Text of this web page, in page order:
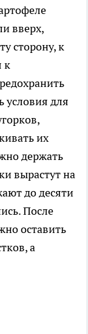
вверх,
сторону, к
к
условия для
их
держать
вырастут на
до десяти
После
оставить
а